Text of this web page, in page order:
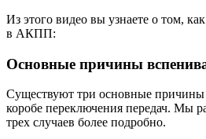
Из этого видео вы узнаете о том,
в АКПП:
Основные причины
Существуют три основные причины
коробе переключения передач. Мы
трех случаев более подробно.